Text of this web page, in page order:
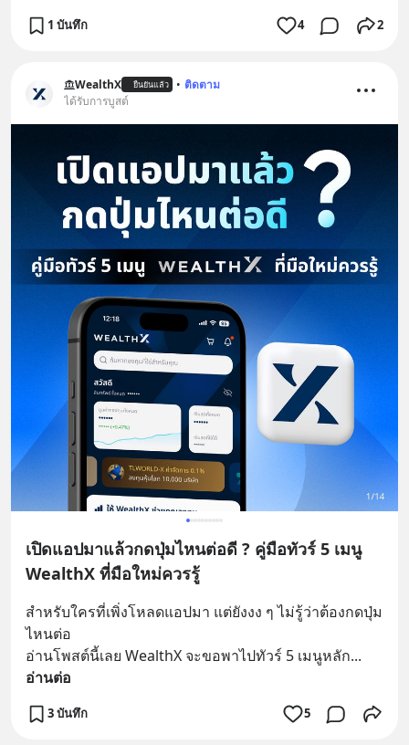
1 บันทึก 4 2
WealthX ยืนยันแล้ว • ติดตาม
ได้รับการบูสต์
เปิดแอปมาแล้วกดปุ่มไหนต่อดี ? คู่มือทัวร์ 5 เมนู
WealthX ที่มือใหม่ควรรู้
สำหรับใครที่เพิ่งโหลดแอปมา แต่ยังงง ๆ ไม่รู้ว่าต้องกดปุ่ม
ไหนต่อ
อ่านโพสต์นี้เลย WealthX จะขอพาไปทัวร์ 5 เมนูหลัก
อ่านต่อ
3 บันทึก 5